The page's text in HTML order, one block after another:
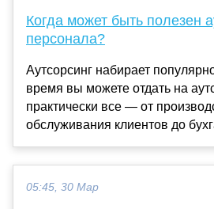
Когда может быть полезен
персонала?
Аутсорсинг набирает
время вы можете отдать на
практически все — от
обслуживания клиентов до
05:45, 30 Мар